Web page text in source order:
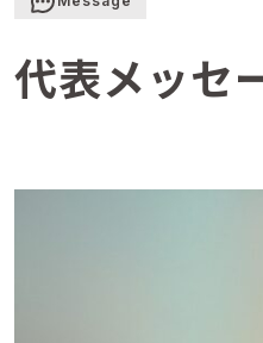
代表メッセ